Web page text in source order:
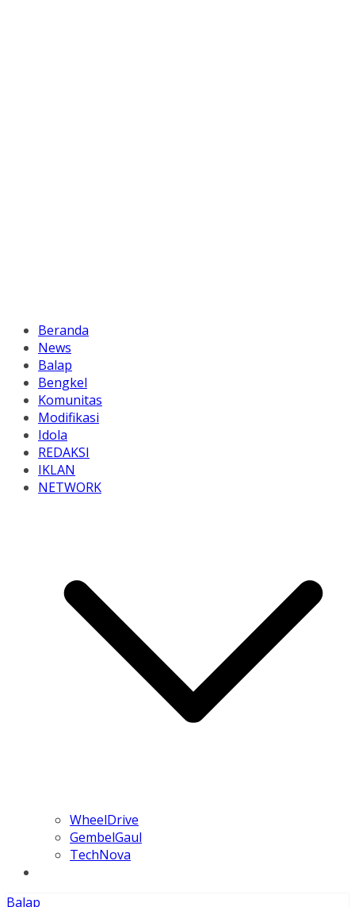
Beranda
News
Balap
Bengkel
Komunitas
Modifikasi
Idola
REDAKSI
IKLAN
NETWORK
WheelDrive
GembelGaul
TechNova
Balap